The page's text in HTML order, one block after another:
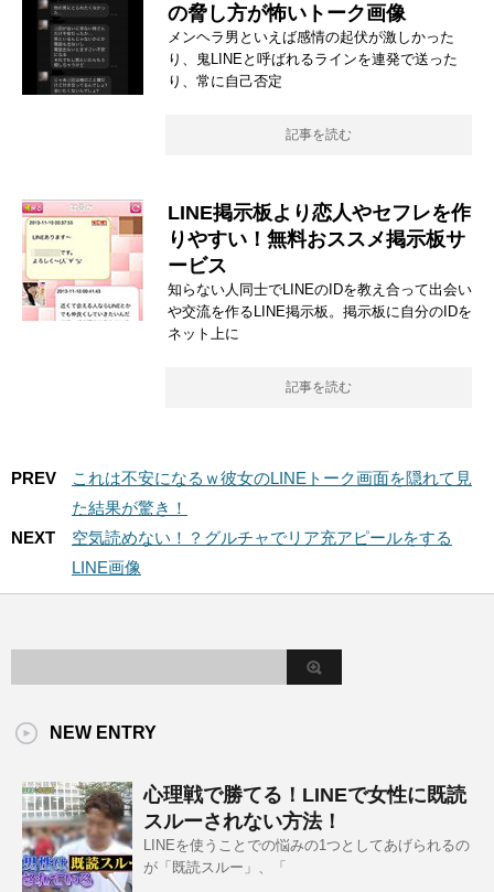
の脅し方が怖いトーク画像
メンヘラ男といえば感情の起伏が激しかった
り、鬼LINEと呼ばれるラインを連発で送った
り、常に自己否定
記事を読む
LINE掲示板より恋人やセフレを作
りやすい！無料おススメ掲示板サ
ービス
知らない人同士でLINEのIDを教え合って出会い
や交流を作るLINE掲示板。掲示板に自分のIDを
ネット上に
記事を読む
PREV
これは不安になるｗ彼女のLINEトーク画面を隠れて見
た結果が驚き！
NEXT
空気読めない！？グルチャでリア充アピールをする
LINE画像
NEW ENTRY
心理戦で勝てる！LINEで女性に既読
スルーされない方法！
LINEを使うことでの悩みの1つとしてあげられるの
が「既読スルー」、「